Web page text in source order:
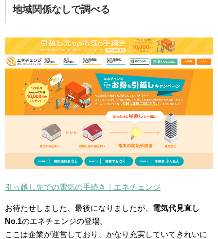
地域関係なしで調べる
引っ越し先での電気の手続き｜エネチェンジ
お待たせしました、最後になりましたが、 電気代見直し
No.1のエネチェンジの登場。
ここは企業が運営しており、かなり充実していてきれいに